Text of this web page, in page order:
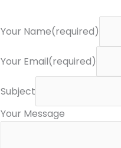
Your Name(required)
Your Email(required)
Subject
Your Message